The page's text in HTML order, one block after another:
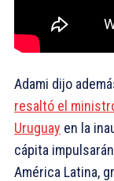
Adami dijo
resaltó el
Uruguay en la
cápita
América Latina,